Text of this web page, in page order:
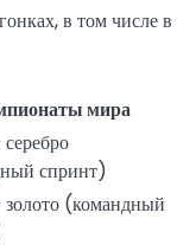
в том числе в
мира
спринт)
(командный